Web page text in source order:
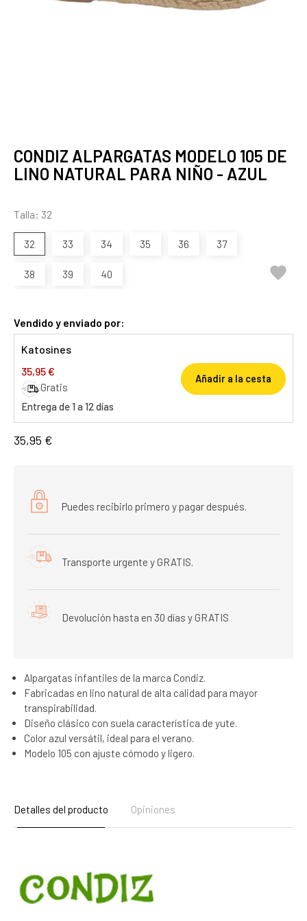
CONDIZ ALPARGATAS MODELO 105 DE
LINO NATURAL PARA NIÑO - AZUL
Talla: 32
32 33 34 35 36 37
38 39 40 
Vendido y enviado por:
Katosines
35,95 €
Gratis
Entrega de 1 a 12 días
Añadir a la cesta
35,95 €
Puedes recibirlo primero y pagar después.
Transporte urgente y GRATIS.
Devolución hasta en 30 días y GRATIS
Alpargatas infantiles de la marca Condiz.
Fabricadas en lino natural de alta calidad para mayor
transpirabilidad.
Diseño clásico con suela característica de yute.
Color azul versátil, ideal para el verano.
Modelo 105 con ajuste cómodo y ligero.
Detalles del producto Opiniones